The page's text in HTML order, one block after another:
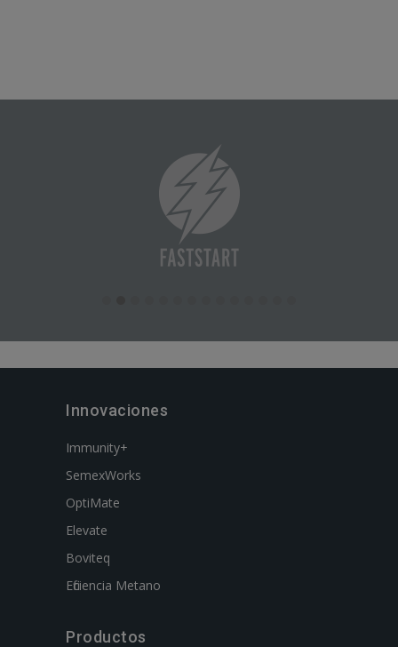
Innovaciones
Immunity+
SemexWorks
OptiMate
Elevate
Boviteq
Eficiencia Metano
Productos